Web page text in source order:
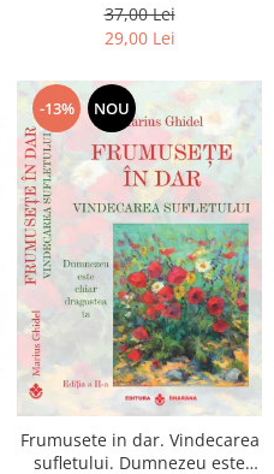
37,00 Lei
29,00 Lei
-13% NOU
Frumusete in dar. Vindecarea
sufletului. Dumnezeu este